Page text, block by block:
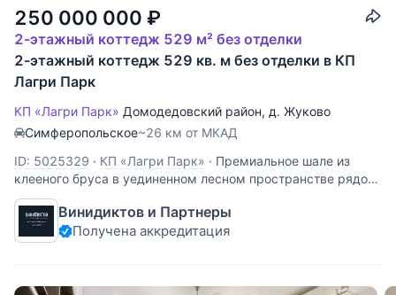
250 000 000 ₽
2-этажный коттедж 529 м² без отделки
2-этажный коттедж 529 кв. м без отделки в КП
Лагри Парк
КП «Лагри Парк» Домодедовский район, д. Жуково
Симферопольское~26 км от МКАД
ID: 5025329 · КП «Лагри Парк» · Премиальное шале из
клееного бруса в уединенном лесном пространстве рядом
с озером. ПРЕИМУЩЕСТВА:Экологичный и уютный Дом-
шале из благоприятных для здоровья материалов
Потрясающей красоты озеро с проточной водой в шаговой
Винидиктов и Партнеры
Получена аккредитация